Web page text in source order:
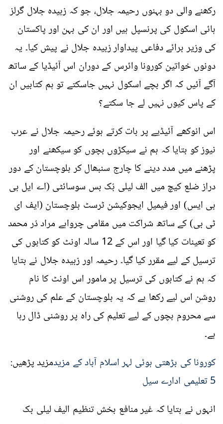
رکھنے والی دو بہنوں رحیمہ جلال، جو کہ زبیدہ جلال گرلز
ہائی اسکول کی پرنسپل ہیں اور ان کی بہن اور پاکستان
کی وزیر برائے دفاعی پیداوار زبیدہ جلال نے پیش کیا۔ یہ
دونوں خواتین کورونا وائرس کے دوران اس آئیڈیا کے ساتھ
آگے آئیں کہ اگر بچے اسکول نہیں جاسکتے تو ہم کتابیں ان
کے پاس کیوں نہیں لے جا سکتے؟
اس انوکھے آئیڈیے پر بات کرتے ہوئے رحیمہ جلال نے عرب
نیوز کو بتایا کہ ہم نے سیکڑوں بچوں کو سیکھنے اور
پڑھنے میں مدد دینے کا چارج سنبھال کر بلوچستان کے دور
دراز ضلع کیچ میں الف لیلی بُک بس سوسائٹی (اے ایل بی
بی ایس) اور فیمیل ایجوکیشن ٹرسٹ بلوچستان (ایف ای
ٹی بی) کے ساتھ شراکت میں مقامی چرواہے مراد دُر محمد
کو تعینات کیا گیا اور اس کے 12 سالہ اونٹ کو کتابوں کی
ترسیل کے لیے مقرر کیا گیا۔ رحیمہ اور زبیدہ جلال نے بتایا
کہ ہم نے کتابوں کی ترسیل پر مامور اس اونٹ کا نام
روشن اس لیے رکھا ہے کہ یہ بلوچستان کے علم کی روشنی
سے محروم بچوں کے لیے تعلیم کی راہ پر روشنی ڈال رہا
ہے۔
مزید پڑھیں:کورونا کی بڑھتی ہوئی لہر اسلام آباد کے مزید
5 تعلیمی ادارے سیل
انہوں نے بتایا کہ غیر منافع بخش تنظیم الیف لیلی بک